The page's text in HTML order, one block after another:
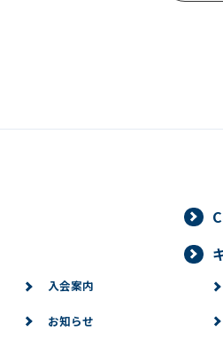
入会案内
お知らせ